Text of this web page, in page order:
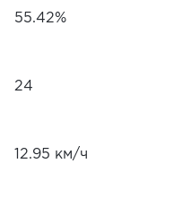
55.42%
24
12.95 км/ч